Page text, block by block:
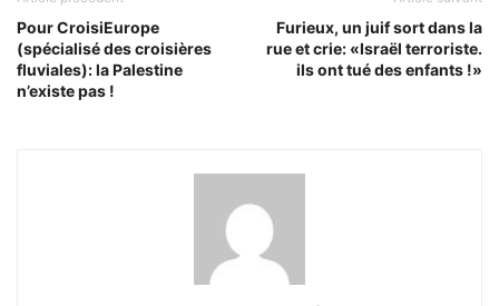
Pour CroisiEurope
(spécialisé des croisières
fluviales): la Palestine
n’existe pas !
Furieux, un juif sort dans la
rue et crie: «Israël terroriste.
ils ont tué des enfants !»